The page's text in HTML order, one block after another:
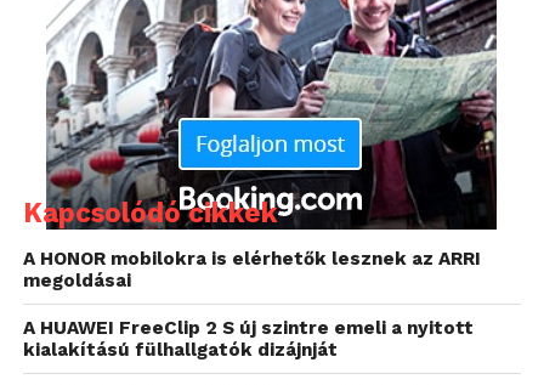
Kapcsolódó cikkek
A HONOR mobilokra is elérhetők lesznek az ARRI
megoldásai
A HUAWEI FreeClip 2 S új szintre emeli a nyitott
kialakítású fülhallgatók dizájnját